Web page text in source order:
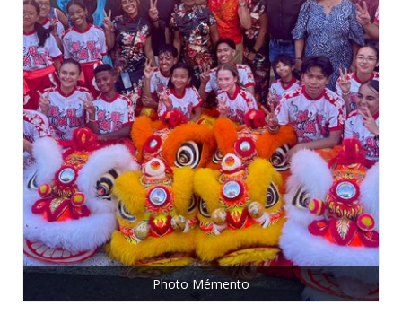
Photo Mémento